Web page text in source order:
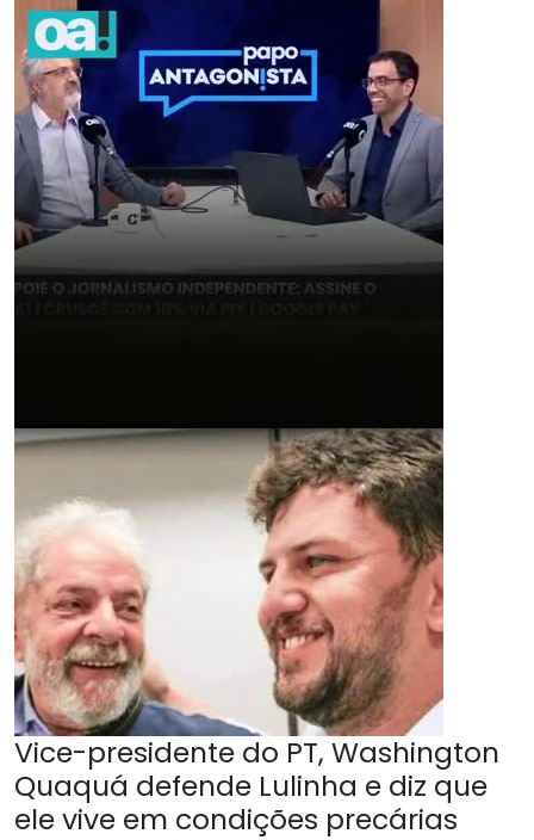
Vice-presidente do PT, Washington
Quaquá defende Lulinha e diz que
ele vive em condições precárias